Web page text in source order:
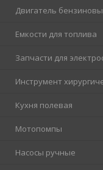
Двигатель
Емкости для топлива
Запчасти для
Инструмент
Кухня полевая
Мотопомпы
Насосы ручные